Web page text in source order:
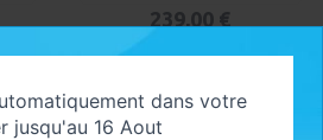
239,00 €
AJOUTER AU PANIER
dans votre
jusqu'au 16 Aout